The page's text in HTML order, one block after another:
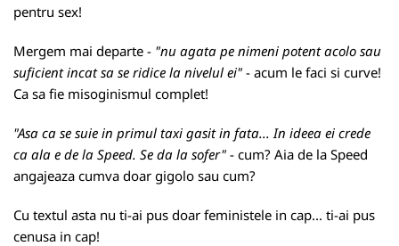
pentru sex!
Mergem mai departe - "nu agata pe nimeni potent acolo sau
suficient incat sa se ridice la nivelul ei" - acum le faci si curve!
Ca sa fie misoginismul complet!
"Asa ca se suie in primul taxi gasit in fata... In ideea ei crede
ca ala e de la Speed. Se da la sofer" - cum? Aia de la Speed
angajeaza cumva doar gigolo sau cum?
Cu textul asta nu ti-ai pus doar feministele in cap... ti-ai pus
cenusa in cap!